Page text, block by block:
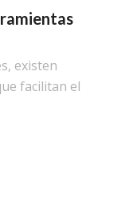
existen
facilitan el